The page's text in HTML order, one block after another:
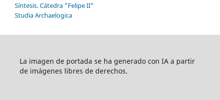
Síntesis. Cátedra "Felipe II"
Studia Archaelogica
La imagen de portada se ha generado con IA a partir
de imágenes libres de derechos.